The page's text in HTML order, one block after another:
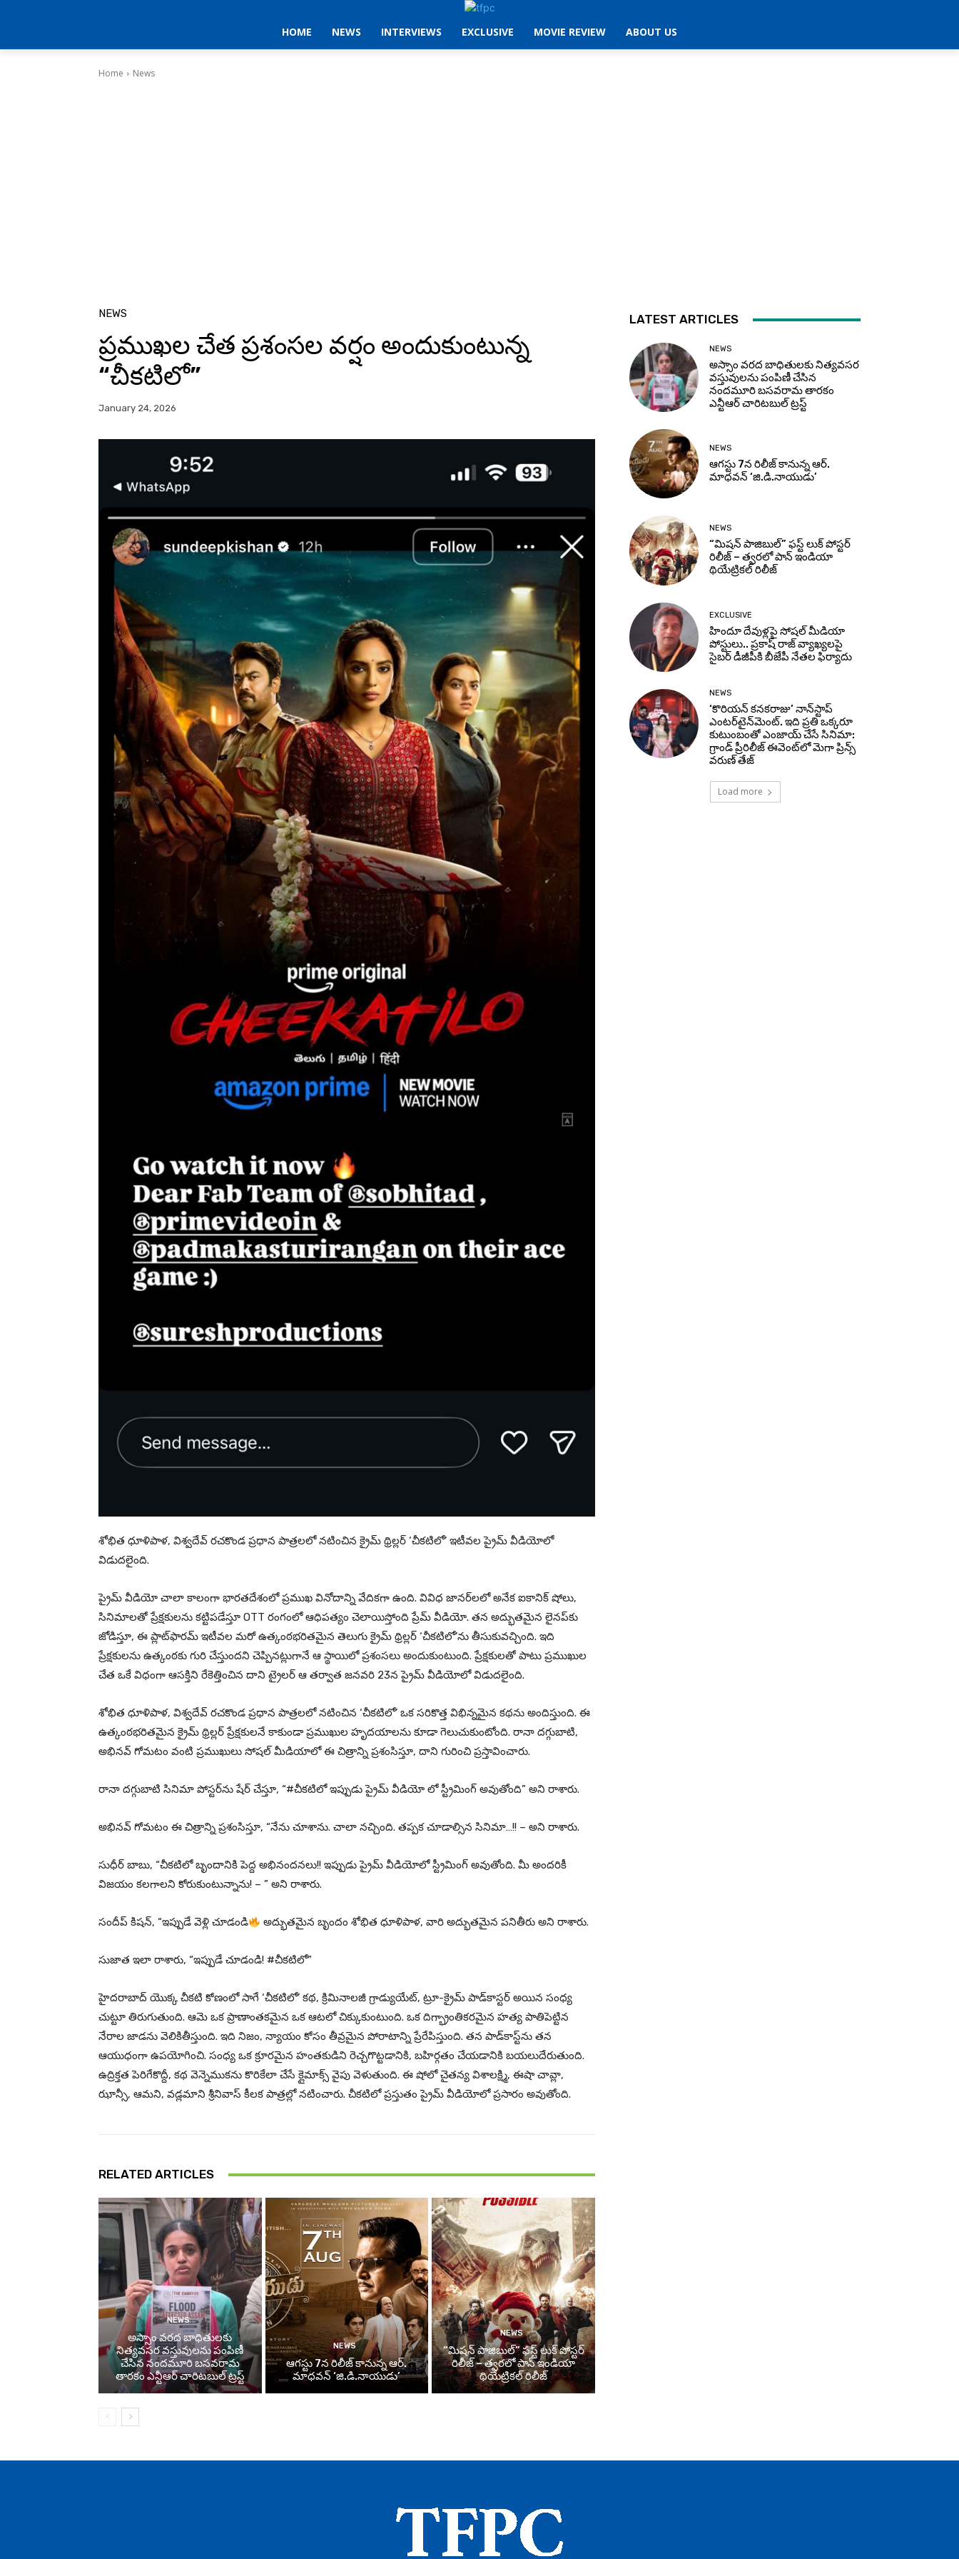
HOME NEWS INTERVIEWS EXCLUSIVE MOVIE REVIEW ABOUT US
Home News
NEWS
ప్రముఖల చేత ప్రశంసల వర్షం అందుకుంటున్న
“చీకటిలో”
January 24, 2026
శోభిత ధూళిపాళ, విశ్వదేవ్ రచకొండ ప్రధాన పాత్రలలో నటించిన క్రైమ్ థ్రిల్లర్ ‘చీకటిలో’ ఇటీవల ప్రైమ్ వీడియోలో
విడుదలైంది.
ప్రైమ్ వీడియో చాలా కాలంగా భారతదేశంలో ప్రముఖ వినోదాన్ని వేదికగా ఉంది. వివిధ జానర్‌లలో అనేక ఐకానిక్ షోలు,
సినిమాలతో ప్రేక్షకులను కట్టిపడేస్తూ OTT రంగంలో ఆధిపత్యం చెలాయిస్తోంది ప్రేమ్ వీడియో. తన అద్భుతమైన లైనప్‌కు
జోడిస్తూ, ఈ ప్లాట్‌ఫారమ్ ఇటీవల మరో ఉత్కంఠభరితమైన తెలుగు క్రైమ్ థ్రిల్లర్ ‘చీకటిలో’ను తీసుకువచ్చింది. ఇది
ప్రేక్షకులను ఉత్కంఠకు గురి చేస్తుందని చెప్పినట్లుగానే ఆ స్థాయిలో ప్రశంసలు అందుకుంటుంది. ప్రేక్షకులతో పాటు ప్రముఖుల
చేత ఒకే విధంగా ఆసక్తిని రేకెత్తించిన దాని ట్రైలర్ ఆ తర్వాత జనవరి 23న ప్రైమ్ వీడియోలో విడుదలైంది.
శోభిత ధూళిపాళ, విశ్వదేవ్ రచకొండ ప్రధాన పాత్రలలో నటించిన ‘చీకటిలో’ ఒక సరికొత్త విభిన్నమైన కథను అందిస్తుంది. ఈ
ఉత్కంఠభరితమైన క్రైమ్ థ్రిల్లర్ ప్రేక్షకులనే కాకుండా ప్రముఖుల హృదయాలను కూడా గెలుచుకుంటోంది. రానా దగ్గుబాటి,
అభినవ్ గోమటం వంటి ప్రముఖులు సోషల్ మీడియాలో ఈ చిత్రాన్ని ప్రశంసిస్తూ, దాని గురించి ప్రస్తావించారు.
రానా దగ్గుబాటి సినిమా పోస్టర్‌ను షేర్ చేస్తూ, “#చీకటిలో ఇప్పుడు ప్రైమ్ వీడియో లో స్ట్రీమింగ్ అవుతోంది” అని రాశారు.
అభినవ్ గోమటం ఈ చిత్రాన్ని ప్రశంసిస్తూ, “నేను చూశాను. చాలా నచ్చింది. తప్పక చూడాల్సిన సినిమా…!! – అని రాశారు.
సుధీర్ బాబు, “చీకటిలో బృందానికి పెద్ద అభినందనలు!! ఇప్పుడు ప్రైమ్ వీడియోలో స్ట్రీమింగ్ అవుతోంది. మీ అందరికీ
విజయం కలగాలని కోరుకుంటున్నాను! – ” అని రాశారు.
సందీప్ కిషన్, “ఇప్పుడే వెళ్లి చూడండి అద్భుతమైన బృందం శోభిత ధూళిపాళ, వారి అద్భుతమైన పనితీరు అని రాశారు.
సుజాత ఇలా రాశారు, “ఇప్పుడే చూడండి! #చీకటిలో”
హైదరాబాద్ యొక్క చీకటి కోణంలో సాగే ‘చీకటిలో’ కథ, క్రిమినాలజీ గ్రాడ్యుయేట్, ట్రూ-క్రైమ్ పాడ్‌కాస్టర్ అయిన సంధ్య
చుట్టూ తిరుగుతుంది. ఆమె ఒక ప్రాణాంతకమైన ఒక ఆటలో చిక్కుకుంటుంది. ఒక దిగ్భ్రాంతికరమైన హత్య పాతిపెట్టిన
నేరాల జాడను వెలికితీస్తుంది. ఇది నిజం, న్యాయం కోసం తీవ్రమైన పోరాటాన్ని ప్రేరేపిస్తుంది. తన పాడ్‌కాస్ట్‌ను తన
ఆయుధంగా ఉపయోగించి. సంధ్య ఒక క్రూరమైన హంతకుడిని రెచ్చగొట్టడానికి, బహిర్గతం చేయడానికి బయలుదేరుతుంది.
ఉద్రిక్తత పెరిగేకొద్దీ, కథ వెన్నెముకను కొరికేలా చేసే క్లైమాక్స్ వైపు వెళుతుంది. ఈ షోలో చైతన్య విశాలక్ష్మి, ఈషా చావ్లా,
ఝాన్సీ, ఆమని, వడ్లమాని శ్రీనివాస్ కీలక పాత్రల్లో నటించారు. చీకటిలో ప్రస్తుతం ప్రైమ్ వీడియోలో ప్రసారం అవుతోంది.
RELATED ARTICLES
NEWS
అస్సాం వరద బాధితులకు
నిత్యవసర వస్తువులను పంపిణీ
చేసిన నందమూరి బసవరామ
తారకం ఎన్టీఆర్ చారిటబుల్ ట్రస్ట్
NEWS
ఆగస్టు 7న రిలీజ్ కానున్న ఆర్‌.
మాధవన్‌ ‘జి.డి.నాయుడు’
NEWS
“మిషన్ పాజిబుల్” ఫస్ట్ లుక్ పోస్టర్
రిలీజ్ – త్వరలో పాన్ ఇండియా
థియేట్రికల్ రిలీజ్
LATEST ARTICLES
NEWS
అస్సాం వరద బాధితులకు నిత్యవసర
వస్తువులను పంపిణీ చేసిన
నందమూరి బసవరామ తారకం
ఎన్టీఆర్ చారిటబుల్ ట్రస్ట్
NEWS
ఆగస్టు 7న రిలీజ్ కానున్న ఆర్‌.
మాధవన్‌ ‘జి.డి.నాయుడు’
NEWS
“మిషన్ పాజిబుల్” ఫస్ట్ లుక్ పోస్టర్
రిలీజ్ – త్వరలో పాన్ ఇండియా
థియేట్రికల్ రిలీజ్
EXCLUSIVE
హిందూ దేవుళ్లపై సోషల్ మీడియా
పోస్టులు.. ప్రకాష్ రాజ్ వ్యాఖ్యలపై
సైబర్ డీజీపీకి బీజేపీ నేతల ఫిర్యాదు
NEWS
‘కొరియన్ కనకరాజు’ నాన్‌స్టాప్
ఎంటర్‌టైన్‌మెంట్. ఇది ప్రతి ఒక్కరూ
కుటుంబంతో ఎంజాయ్ చేసే సినిమా:
గ్రాండ్ ప్రీరిలీజ్ ఈవెంట్‌లో మెగా ప్రిన్స్
వరుణ్ తేజ్
Load more